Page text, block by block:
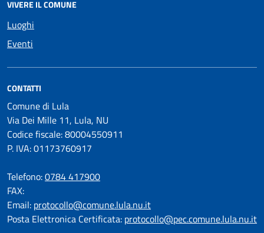
VIVERE IL COMUNE
Luoghi
Eventi
CONTATTI
Comune di Lula
Via Dei Mille 11, Lula, NU
Codice fiscale: 80004550911
P. IVA: 01173760917
Telefono:0784 417900
FAX:
Email: protocollo@comune.lula.nu.it
Posta Elettronica Certificata: protocollo@pec.comune.lula.nu.it